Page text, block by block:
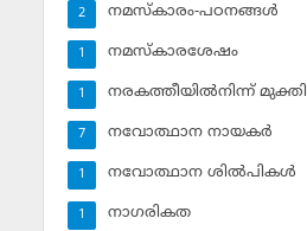
നമസ്‌കാരം-പഠനങ്ങള്‍
2
നമസ്‌കാരശേഷം
1
നരകത്തീയില്‍നിന്ന് മുക്തി
1
നവോത്ഥാന നായകര്‍
7
നവോത്ഥാന ശില്‍പികള്‍
1
നാഗരികത
1